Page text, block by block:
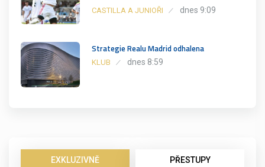
CASTILLA A JUNIOŘI dnes 9:09
Strategie Realu Madrid odhalena
KLUB dnes 8:59
EXKLUZIVNĚ PŘESTUPY